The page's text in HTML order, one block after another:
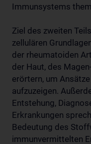
Immunsystems
Ziel des zweiten
zellulären
der rheumatoiden
der Haut, des
erörtern, um
aufzuzeigen.
Entstehung,
Erkrankungen
Bedeutung des
immunvermittelten